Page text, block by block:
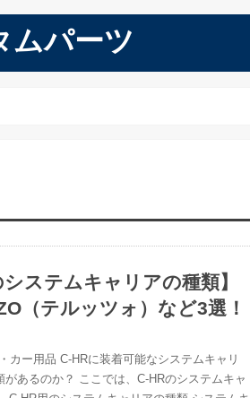
ムパーツ
システムキャリアの種類】
（テルッツォ）など3選！
カー用品 C-HRに装着可能なシステムキャリ
があるのか？ ここでは、C-HRのシステムキャ